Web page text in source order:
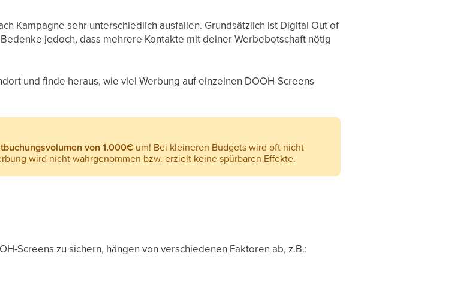
Kampagne sehr unterschiedlich ausfallen. Grundsätzlich ist Digital Out of
jedoch, dass mehrere Kontakte mit deiner Werbebotschaft nötig
und finde heraus, wie viel Werbung auf einzelnen DOOH-Screens
von 1.000€um! Bei kleineren Budgets wird oft nicht
wird nicht wahrgenommen bzw. erzielt keine spürbaren Effekte.
Screens zu sichern, hängen von verschiedenen Faktoren ab, z.B.: